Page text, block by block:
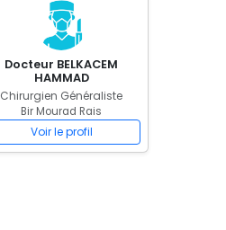
Docteur BELKACEM
HAMMAD
Chirurgien Généraliste
Bir Mourad Rais
Voir le profil